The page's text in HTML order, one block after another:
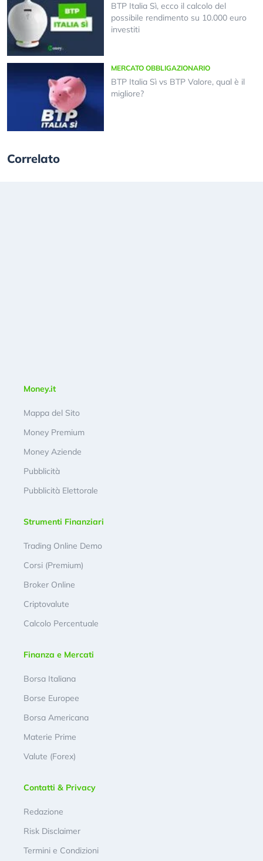
BTP Italia Sì, ecco il calcolo del
possibile rendimento su 10.000 euro
investiti
MERCATO OBBLIGAZIONARIO
BTP Italia Sì vs BTP Valore, qual è il
migliore?
Correlato
Money.it
Mappa del Sito
Money Premium
Money Aziende
Pubblicità
Pubblicità Elettorale
Strumenti Finanziari
Trading Online Demo
Corsi (Premium)
Broker Online
Criptovalute
Calcolo Percentuale
Finanza e Mercati
Borsa Italiana
Borse Europee
Borsa Americana
Materie Prime
Valute (Forex)
Contatti & Privacy
Redazione
Risk Disclaimer
Termini e Condizioni